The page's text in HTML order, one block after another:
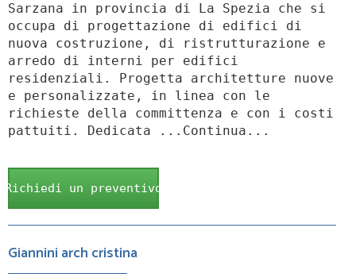
Sarzana in provincia di La Spezia che si
occupa di progettazione di edifici di
nuova costruzione, di ristrutturazione e
arredo di interni per edifici
residenziali. Progetta architetture nuove
e personalizzate, in linea con le
richieste della committenza e con i costi
pattuiti. Dedicata ...Continua...
Richiedi un preventivo
Giannini arch cristina